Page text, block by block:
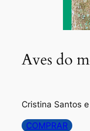
Aves do
Cristina Santos
COMPRAR